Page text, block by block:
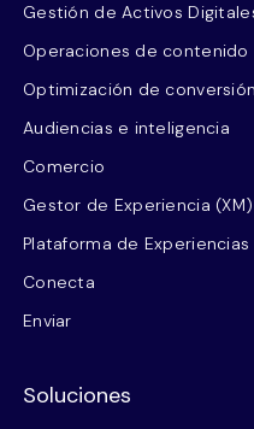
Gestión de Activos
Operaciones de contenido
Optimización de conversión
Audiencias e inteligencia
Comercio
Gestor de Experiencia (XM)
Plataforma de Experiencias
Conecta
Enviar
Soluciones